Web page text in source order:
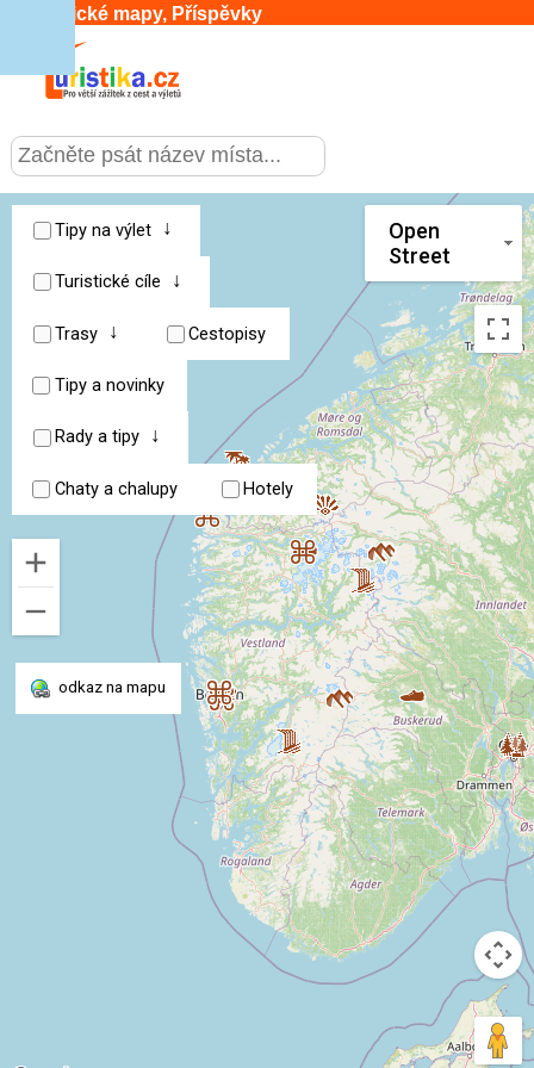
Turistické mapy, Příspěvky
CESTOVÁNÍ
SLUŽBY & DOPRAVA
PRO TURISTY
MOJE TURISTIKA ›
Tipy na výlet ↓
Turistické cíle ↓
Trasy ↓ Cestopisy
Tipy a novinky
Rady a tipy ↓
Chaty a chalupy Hotely
Open
Street
odkaz na mapu